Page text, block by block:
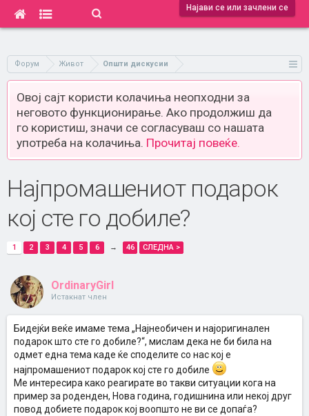
Најави се или зачлени се
Форум Живот Општи дискусии
Овој сајт користи колачиња неопходни за
неговото функционирање. Ако продолжиш да
го користиш, значи се согласуваш со нашата
употреба на колачиња. Прочитај повеќе.
Најпромашениот подарок
кој сте го добиле?
1 2 3 4 5 6 → 46 СЛЕДНА >
OrdinaryGirl
Истакнат член
Бидејќи веќе имаме тема „Најнеобичен и најоригинален
подарок што сте го добиле?“, мислам дека не би била на
одмет една тема каде ќе споделите со нас кој е
најпромашениот подарок кој сте го добиле
Ме интересира како реагирате во такви ситуации кога на
пример за роденден, Нова година, годишнина или некој друг
повод добиете подарок кој воопшто не ви се допаѓа?